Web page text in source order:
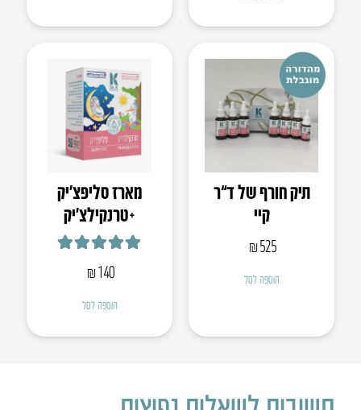
₪570.
₪485.
תיק חורף של ד”ר
קיי
₪525
הוספה לסל
מארז סליפצ׳יק
+טרנקילצ׳יק
₪140
הוספה לסל